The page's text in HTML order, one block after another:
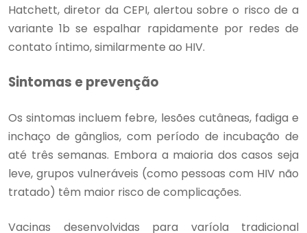
Hatchett, diretor da CEPI, alertou sobre o risco de a
variante 1b se espalhar rapidamente por redes de
contato íntimo, similarmente ao HIV.
Sintomas e prevenção
Os sintomas incluem febre, lesões cutâneas, fadiga e
inchaço de gânglios, com período de incubação de
até três semanas. Embora a maioria dos casos seja
leve, grupos vulneráveis (como pessoas com HIV não
tratado) têm maior risco de complicações.
Vacinas desenvolvidas para varíola tradicional